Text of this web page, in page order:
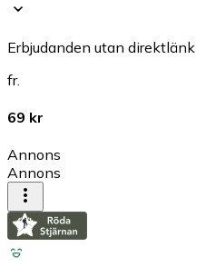
Erbjudanden utan direktlänk
fr.
69 kr
Annons
Annons